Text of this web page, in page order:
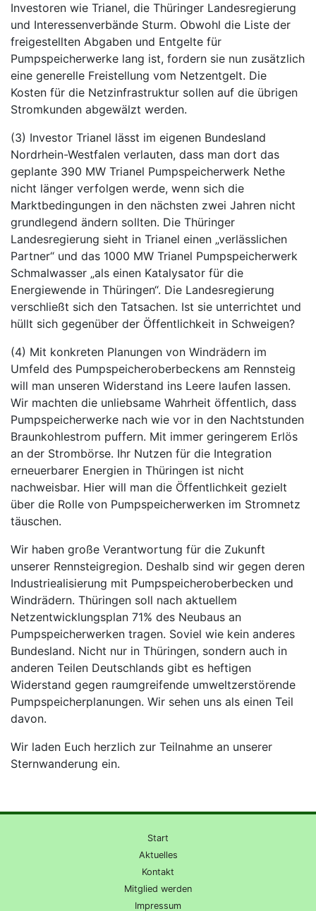
Investoren wie Trianel, die Thüringer Landesregierung
und Interessenverbände Sturm. Obwohl die Liste der
freigestellten Abgaben und Entgelte für
Pumpspeicherwerke lang ist, fordern sie nun zusätzlich
eine generelle Freistellung vom Netzentgelt. Die
Kosten für die Netzinfrastruktur sollen auf die übrigen
Stromkunden abgewälzt werden.
(3) Investor Trianel lässt im eigenen Bundesland
Nordrhein-Westfalen verlauten, dass man dort das
geplante 390 MW Trianel Pumpspeicherwerk Nethe
nicht länger verfolgen werde, wenn sich die
Marktbedingungen in den nächsten zwei Jahren nicht
grundlegend ändern sollten. Die Thüringer
Landesregierung sieht in Trianel einen „verlässlichen
Partner“ und das 1000 MW Trianel Pumpspeicherwerk
Schmalwasser „als einen Katalysator für die
Energiewende in Thüringen“. Die Landesregierung
verschließt sich den Tatsachen. Ist sie unterrichtet und
hüllt sich gegenüber der Öffentlichkeit in Schweigen?
(4) Mit konkreten Planungen von Windrädern im
Umfeld des Pumpspeicheroberbeckens am Rennsteig
will man unseren Widerstand ins Leere laufen lassen.
Wir machten die unliebsame Wahrheit öffentlich, dass
Pumpspeicherwerke nach wie vor in den Nachtstunden
Braunkohlestrom puffern. Mit immer geringerem Erlös
an der Strombörse. Ihr Nutzen für die Integration
erneuerbarer Energien in Thüringen ist nicht
nachweisbar. Hier will man die Öffentlichkeit gezielt
über die Rolle von Pumpspeicherwerken im Stromnetz
täuschen.
Wir haben große Verantwortung für die Zukunft
unserer Rennsteigregion. Deshalb sind wir gegen deren
Industriealisierung mit Pumpspeicheroberbecken und
Windrädern. Thüringen soll nach aktuellem
Netzentwicklungsplan 71% des Neubaus an
Pumpspeicherwerken tragen. Soviel wie kein anderes
Bundesland. Nicht nur in Thüringen, sondern auch in
anderen Teilen Deutschlands gibt es heftigen
Widerstand gegen raumgreifende umweltzerstörende
Pumpspeicherplanungen. Wir sehen uns als einen Teil
davon.
Wir laden Euch herzlich zur Teilnahme an unserer
Sternwanderung ein.
Start
Aktuelles
Kontakt
Mitglied werden
Impressum